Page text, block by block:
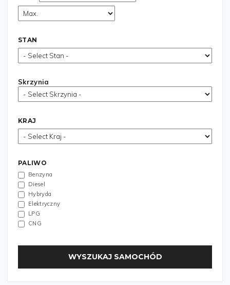
STAN
Skrzynia
KRAJ
PALIWO
Benzyna
Diesel
Hybryda
Elektryczny
LPG
CNG
WYSZUKAJ SAMOCHÓD